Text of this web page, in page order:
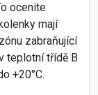
oceníte
mají
zabraňující
teplotní třídě B
+20°C.